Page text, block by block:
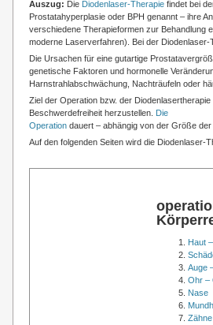
Auszug: Die Diodenlaser-Therapie findet bei
Prostatahyperplasie oder BPH genannt – ihre
verschiedene Therapieformen zur Behandlung
moderne Laserverfahren). Bei der
Die Ursachen für eine gutartige
genetische Faktoren und hormonelle
Harnstrahlabschwächung, Nachträufeln oder
Ziel der Operation bzw. der
Beschwerdefreiheit herzustellen. Die
Operation dauert – abhängig von der Größe
Auf den folgenden Seiten wird die
Haut
Auge
Ohr –
Nase